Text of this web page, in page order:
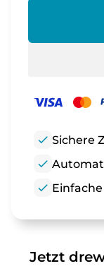
check Sichere
check
check
Jetzt